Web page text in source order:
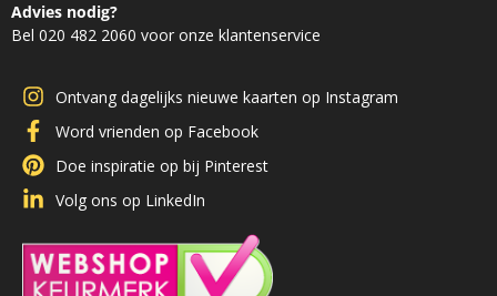
Advies nodig?
Bel 020 482 2060 voor onze klantenservice
Ontvang dagelijks nieuwe kaarten op Instagram
Word vrienden op Facebook
Doe inspiratie op bij Pinterest
Volg ons op LinkedIn